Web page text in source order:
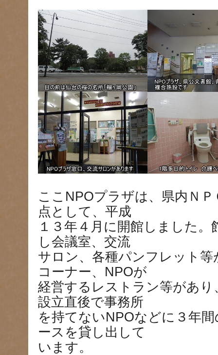
ここNPOプラザは、県内Ｎ
点として、平成
１３年４月に開館しました
し会議室、交流
サロン、各種パンフレット
コーナー、NPOが
経営するレストラン等があ
設立直後で事務所
を持てないNPOなどに３年
ースを貸し出して
います。